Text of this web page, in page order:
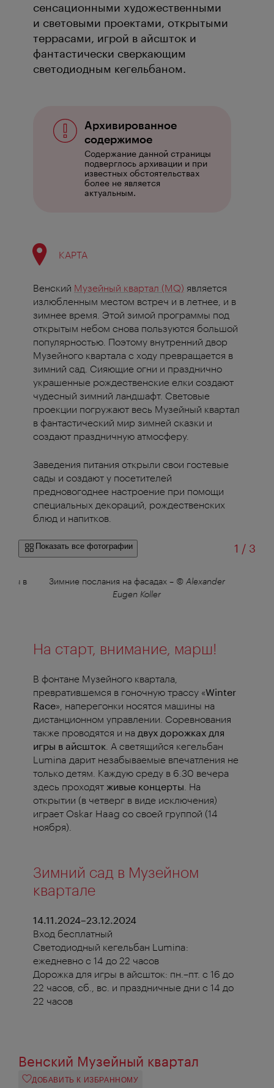
сенсационными художественными
и световыми проектами, открытыми
террасами, игрой в айсшток и
фантастически сверкающим
светодиодным кегельбаном.
Архивированное
содержимое
Содержание данной страницы
подверглось архивации и при
известных обстоятельствах
более не является
актуальным.
КАРТА
Венский Музейный квартал (MQ) является
излюбленным местом встреч и в летнее, и в
зимнее время. Этой зимой программы под
открытым небом снова пользуются большой
популярностью. Поэтому внутренний двор
Музейного квартала с ходу превращается в
зимний сад. Сияющие огни и празднично
украшенные рождественские елки создают
чудесный зимний ландшафт. Световые
проекции погружают весь Музейный квартал
в фантастический мир зимней сказки и
создают праздничную атмосферу.
Заведения питания открыли свои гостевые
сады и создают у посетителей
предновогоднее настроение при помощи
специальных декораций, рождественских
блюд и напитков.
Показать все фотографии 1 /из
3
в Зимние послания на фасадах– © Alexander
Eugen Koller
На старт, внимание, марш!
В фонтане Музейного квартала,
превратившемся в гоночную трассу «Winter
Race», наперегонки носятся машины на
дистанционном управлении. Соревнования
также проводятся и на двух дорожках для
игры в айсшток . А светящийся кегельбан
Lumina дарит незабываемые впечатления не
только детям. Каждую среду в 6.30 вечера
здесь проходят живые концерты . На
открытии (в четверг в виде исключения)
играет Oskar Haag со своей группой (14
ноября).
Зимний сад в Музейном
квартале
14.11.2024–23.12.2024
Вход бесплатный
Светодиодный кегельбан Lumina:
ежедневно с 14 до 22 часов
Дорожка для игры в айсшток: пн.–пт. с 16 до
22 часов, сб., вс. и праздничные дни с 14 до
22 часов
Венский Музейный квартал
ДОБАВИТЬ К ИЗБРАННОМУ